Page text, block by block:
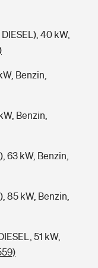
40 kW,
Benzin,
Benzin,
63 kW, Benzin,
85 kW, Benzin,
51 kW,